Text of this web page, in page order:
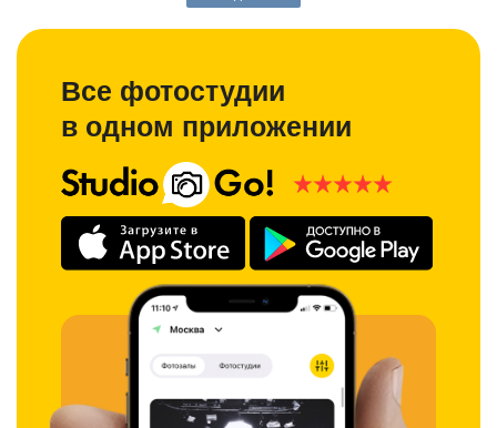
Все фотостудии
в одном приложении